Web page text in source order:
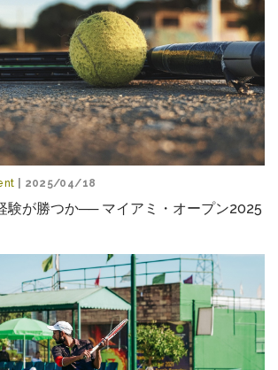
| 2025/04/18
験が勝つか── マイアミ・オープン2025